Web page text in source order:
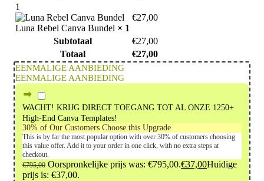
1
Luna Rebel Canva Bundel × 1
€27,00
Subtotaal €27,00
Totaal
€27,00
EENMALIGE AANBIEDING
EENMALIGE AANBIEDING
WACHT! KRIJG DIRECT TOEGANG TOT AL ONZE 1250+
High-End Canva Templates!
30% of Our Customers Choose this Upgrade
This is by far the most popular option with over 30% of customers choosing
this value offer. Add it to your order in one click, with no extra steps at
checkout.
€795,00 Oorspronkelijke prijs was: €795,00.€37,00Huidige
prijs is: €37,00.